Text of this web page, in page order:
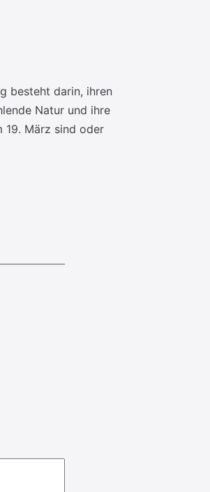
besteht darin, ihren
Natur und ihre
19. März sind oder